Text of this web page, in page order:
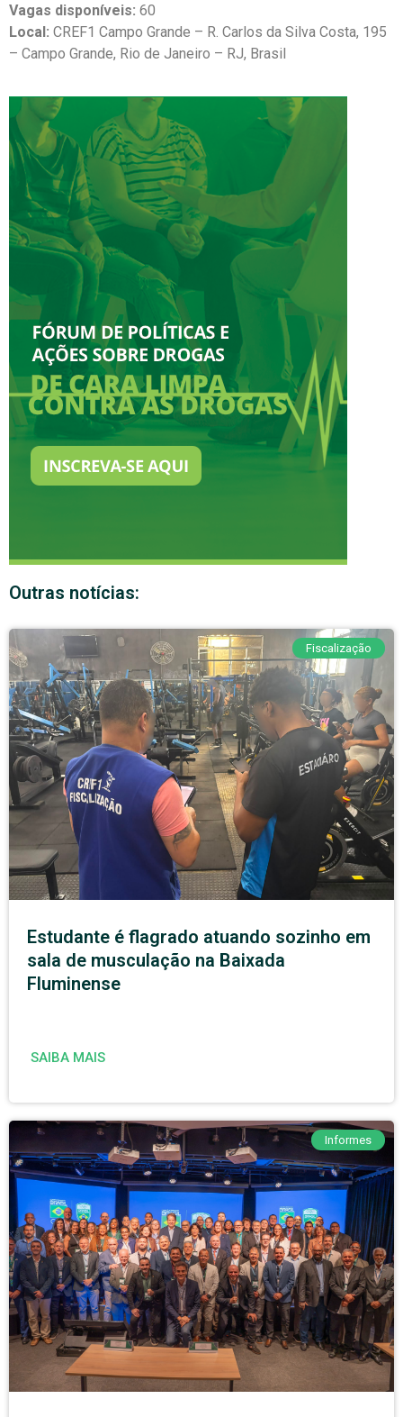
Vagas disponíveis: 60
Local: CREF1 Campo Grande – R. Carlos da Silva Costa, 195
– Campo Grande, Rio de Janeiro – RJ, Brasil
Outras notícias:
Fiscalização
Estudante é flagrado atuando sozinho em
sala de musculação na Baixada
Fluminense
SAIBA MAIS
Informes